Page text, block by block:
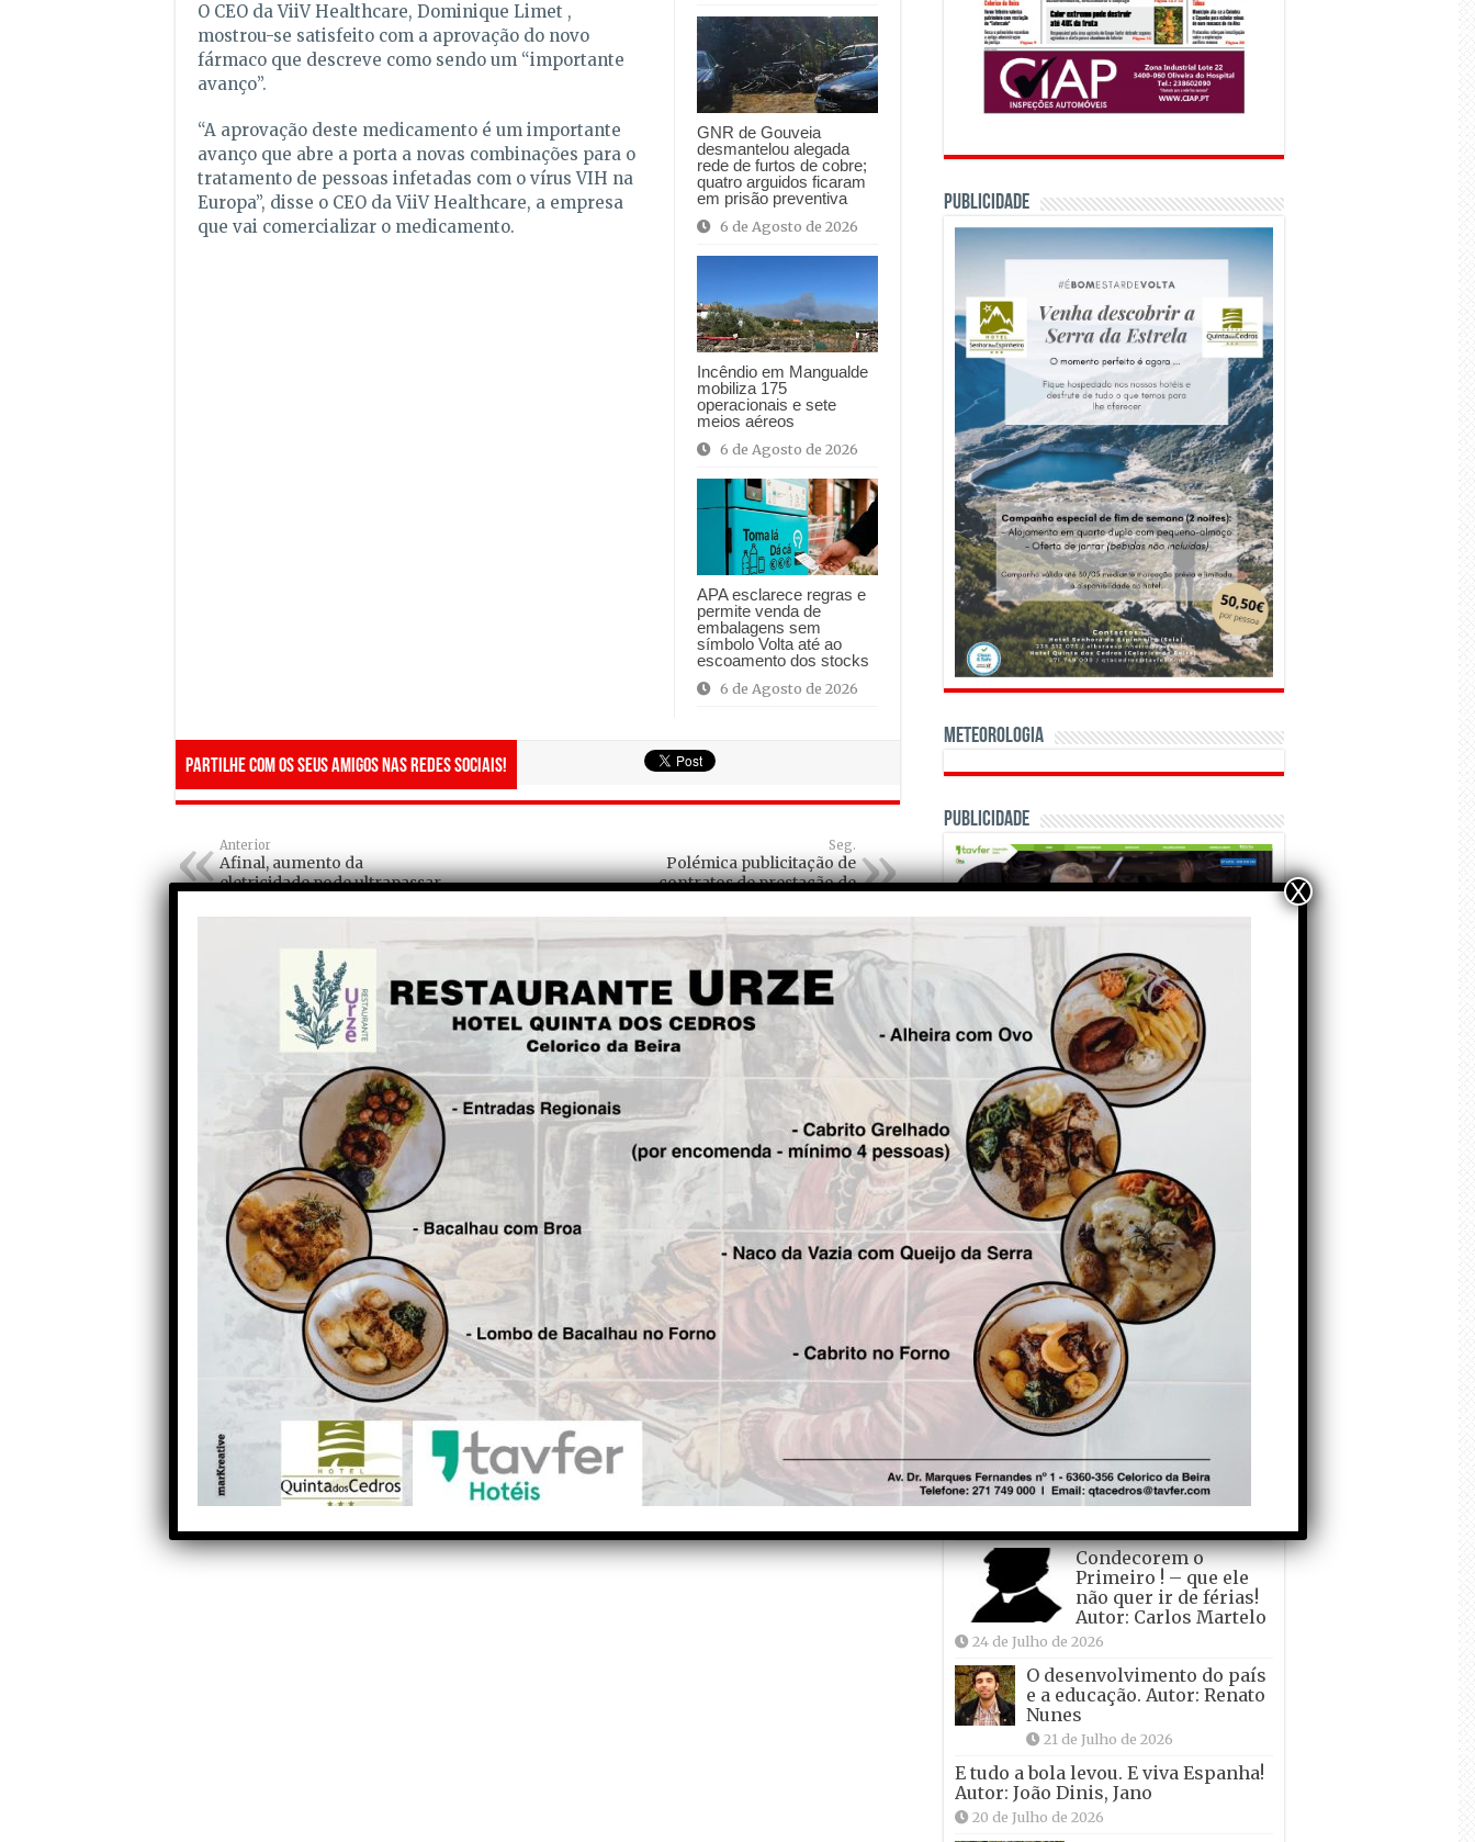
GNR de Gouveia
desmantelou alegada
rede de furtos de cobre;
quatro arguidos ficaram
em prisão preventiva
6 de Agosto de 2026
Incêndio em Mangualde
mobiliza 175
operacionais e sete
meios aéreos
6 de Agosto de 2026
APA esclarece regras e
permite venda de
embalagens sem
símbolo Volta até ao
escoamento dos stocks
6 de Agosto de 2026
O CEO da ViiV Healthcare, Dominique Limet ,
mostrou-se satisfeito com a aprovação do novo
fármaco que descreve como sendo um “importante
avanço”.
“A aprovação deste medicamento é um importante
avanço que abre a porta a novas combinações para o
tratamento de pessoas infetadas com o vírus VIH na
Europa”, disse o CEO da ViiV Healthcare, a empresa
que vai comercializar o medicamento.
Partilhe com os seus amigos nas redes sociais!
Anterior
Afinal, aumento da
eletricidade pode ultrapassar
Seg.
Polémica publicitação de
contratos de prestação de
prazos
PUBLICIDADE
Meteorologia
Publicidade
OPINIÃO E CRÓNICAS
Matraquilhos… Autor:
Fernando Roldão
6 de Agosto de 2026
A marca Sporting em
todo o mundo está a
crescer atrás de
Ronaldo. Autor: Paulo
Freitas do Amaral
5 de Agosto de 2026
Falso crescimento…
Autor: Nuno Pereira
1 de Agosto de 2026
Tadei Pogacar vence o
“Tour” – A “Volta a
França em Bicicleta”
pela quinta vez! Autor:
João Dinis
Condecorem o
Primeiro ! – que ele
não quer ir de férias!
Autor: Carlos Martelo
24 de Julho de 2026
O desenvolvimento do país
e a educação. Autor: Renato
Nunes
21 de Julho de 2026
E tudo a bola levou. E viva Espanha!
Autor: João Dinis, Jano
20 de Julho de 2026
X